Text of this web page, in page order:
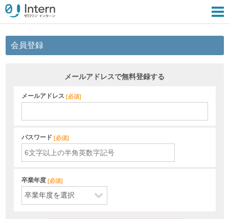
会員登録
メールアドレスで無料登録する
メールアドレス [必須]
パスワード [必須]
卒業年度 [必須]